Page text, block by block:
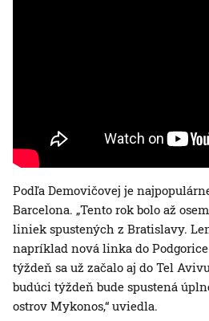
Podľa Demovičovej je
Barcelona. „Tento rok bolo až
liniek spustených z Bratislavy.
napríklad nová linka do
týždeň sa už začalo aj do Tel
budúci týždeň bude spustená
ostrov Mykonos,“ uviedla.